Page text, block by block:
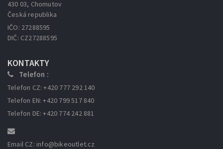
430 03, Chomutov
Česká republika
IČO: 27288595
DIČ: CZ27288595
KONTAKTY
Telefon :
Telefon CZ: +420 777 292 140
Telefon EN: +420 799 517 840
Telefon DE: +420 774 242 881
Email CZ: info@bikeoutlet.cz